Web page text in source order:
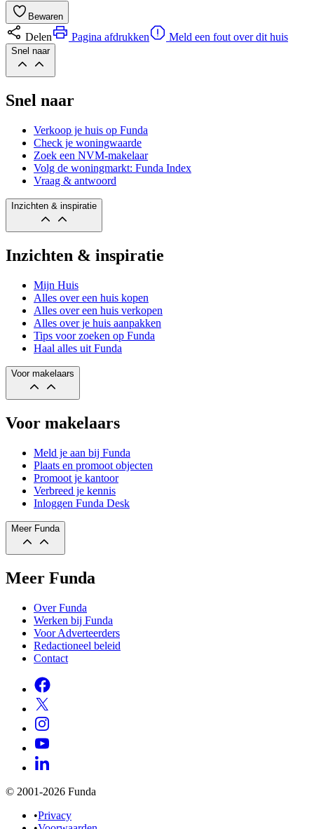
Bewaren
Delen Pagina afdrukken Meld een fout over dit huis
Snel naar
Snel naar
Verkoop je huis op Funda
Check je woningwaarde
Zoek een NVM-makelaar
Volg de woningmarkt: Funda Index
Vraag & antwoord
Inzichten & inspiratie
Inzichten & inspiratie
Mijn Huis
Alles over een huis kopen
Alles over een huis verkopen
Alles over je huis aanpakken
Tips voor zoeken op Funda
Haal alles uit Funda
Voor makelaars
Voor makelaars
Meld je aan bij Funda
Plaats en promoot objecten
Promoot je kantoor
Verbreed je kennis
Inloggen Funda Desk
Meer Funda
Meer Funda
Over Funda
Werken bij Funda
Voor Adverteerders
Redactioneel beleid
Contact
© 2001-2026 Funda
•Privacy